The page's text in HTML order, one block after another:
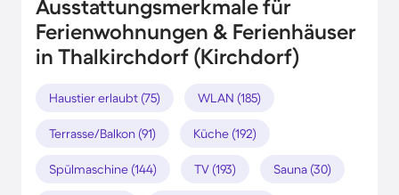
Ausstattungsmerkmale für
Ferienwohnungen & Ferienhäuser
in Thalkirchdorf (Kirchdorf)
Haustier erlaubt (75) WLAN (185)
Terrasse/Balkon (91) Küche (192)
Spülmaschine (144) TV (193) Sauna (30)